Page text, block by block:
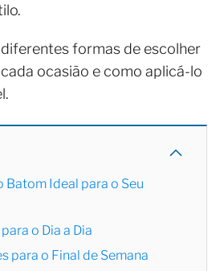
formas de escolher
ocasião e como aplicá-lo
Batom Ideal para o Seu
o Dia a Dia
para o Final de Semana